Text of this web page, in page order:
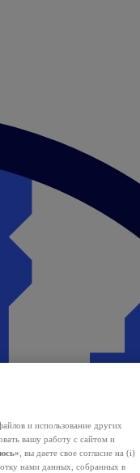
и использование других
вашу работу с сайтом и
, вы даете свое согласие на (i)
нами данных, собранных в